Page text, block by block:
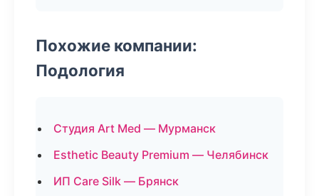
Похожие компании:
Подология
Студия Art Med — Мурманск
Esthetic Beauty Premium — Челябинск
ИП Care Silk — Брянск